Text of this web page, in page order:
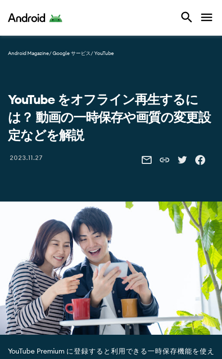
Android
Android Magazine/ Google サービス/ YouTube
YouTube をオフライン再生するに
は？ 動画の一時保存や画質の変更設
定などを解説
2023.11.27 SHARE THIS VIA EMAIL
Share this link
SHARE THIS
SHARE
YouTube Premium に登録すると利用できる一時保存機能を使え